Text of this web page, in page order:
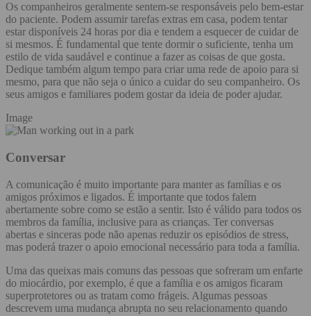
Os companheiros geralmente sentem-se responsáveis pelo bem-estar
do paciente. Podem assumir tarefas extras em casa, podem tentar
estar disponíveis 24 horas por dia e tendem a esquecer de cuidar de
si mesmos. É fundamental que tente dormir o suficiente, tenha um
estilo de vida saudável e continue a fazer as coisas de que gosta.
Dedique também algum tempo para criar uma rede de apoio para si
mesmo, para que não seja o único a cuidar do seu companheiro. Os
seus amigos e familiares podem gostar da ideia de poder ajudar.
Image
Conversar
A comunicação é muito importante para manter as famílias e os
amigos próximos e ligados. É importante que todos falem
abertamente sobre como se estão a sentir. Isto é válido para todos os
membros da família, inclusive para as crianças. Ter conversas
abertas e sinceras pode não apenas reduzir os episódios de stress,
mas poderá trazer o apoio emocional necessário para toda a família.
Uma das queixas mais comuns das pessoas que sofreram um enfarte
do miocárdio, por exemplo, é que a família e os amigos ficaram
superprotetores ou as tratam como frágeis. Algumas pessoas
descrevem uma mudança abrupta no seu relacionamento quando